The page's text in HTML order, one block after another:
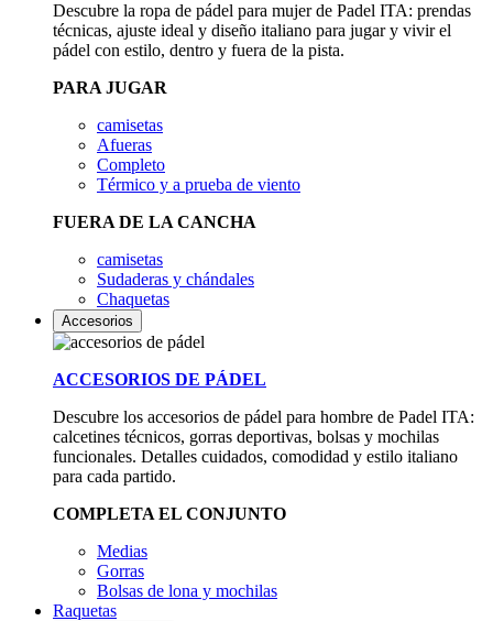
Descubre la ropa de pádel para mujer de Padel ITA: prendas
técnicas, ajuste ideal y diseño italiano para jugar y vivir el
pádel con estilo, dentro y fuera de la pista.
PARA JUGAR
camisetas
Afueras
Completo
Térmico y a prueba de viento
FUERA DE LA CANCHA
camisetas
Sudaderas y chándales
Chaquetas
Accesorios
ACCESORIOS DE PÁDEL
Descubre los accesorios de pádel para hombre de Padel ITA:
calcetines técnicos, gorras deportivas, bolsas y mochilas
funcionales. Detalles cuidados, comodidad y estilo italiano
para cada partido.
COMPLETA EL CONJUNTO
Medias
Gorras
Bolsas de lona y mochilas
Raquetas